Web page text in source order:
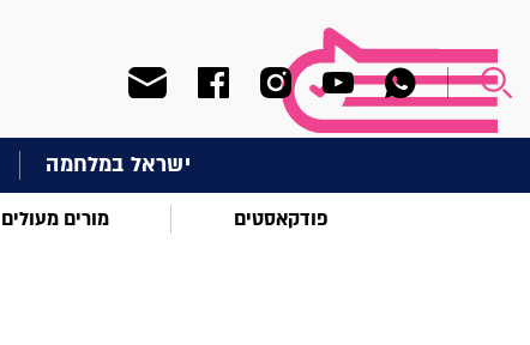
ישראל במלחמה
פודקאסטים מורים מעולים